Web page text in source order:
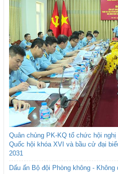
Quân chủng PK-KQ tổ chức hội
Quốc hội khóa XVI và bầu cử đại
2031
Dấu ấn Bộ đội Phòng không -